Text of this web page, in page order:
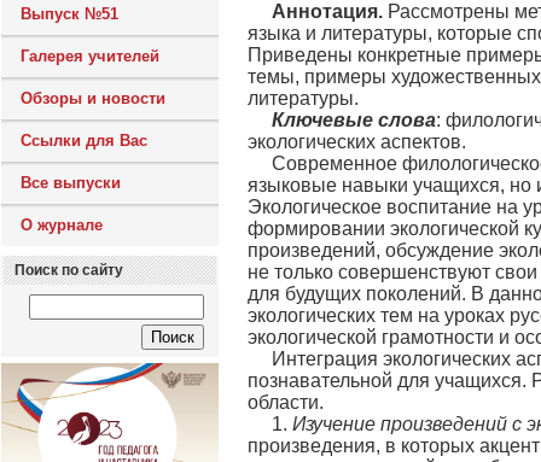
Выпуск №51
Галерея учителей
Обзоры и новости
Ссылки для Вас
Все выпуски
О журнале
Поиск по сайту
Аннотация. Рассмотрены
языка и литературы, которые
Приведены конкретные
темы, примеры художественных
литературы.
Ключевые слова:
экологических аспектов.
Современное
языковые навыки учащихся, но
Экологическое воспитание на
формировании экологической
произведений, обсуждение
не только совершенствуют
для будущих поколений. В
экологических тем на уроках
экологической грамотности и
Интеграция экологических
познавательной для учащихся.
области.
1. Изучение произведений с
произведения, в которых